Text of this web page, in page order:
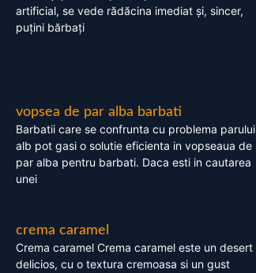
artificial, se vede rădăcina imediat și, sincer,
puțini bărbați
vopsea de par alba barbati
Barbatii care se confrunta cu problema parului
alb pot gasi o solutie eficienta in vopseaua de
par alba pentru barbati. Daca esti in cautarea
unei
crema caramel
Crema caramel Crema caramel este un desert
delicios, cu o textura cremoasa si un gust